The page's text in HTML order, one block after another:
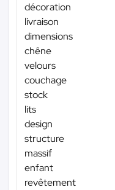
décoration
livraison
dimensions
chêne
velours
couchage
stock
lits
design
structure
massif
enfant
revêtement